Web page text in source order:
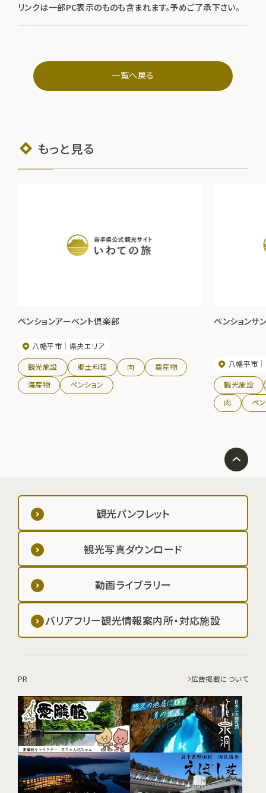
リンクは一部PC表示のものも含まれます。予めご了承下さい。
一覧へ戻る
もっと見る
ペンションアーベント倶楽部
八幡平市 県央エリア
観光施設 郷土料理 肉
農産物
海産物
ペンション
ペンションサ
八幡平市
観光施設
肉
ペ
観光パンフレット
観光写真ダウンロード
動画ライブラリー
バリアフリー観光情報案内所・対応施設
PR 広告掲載について